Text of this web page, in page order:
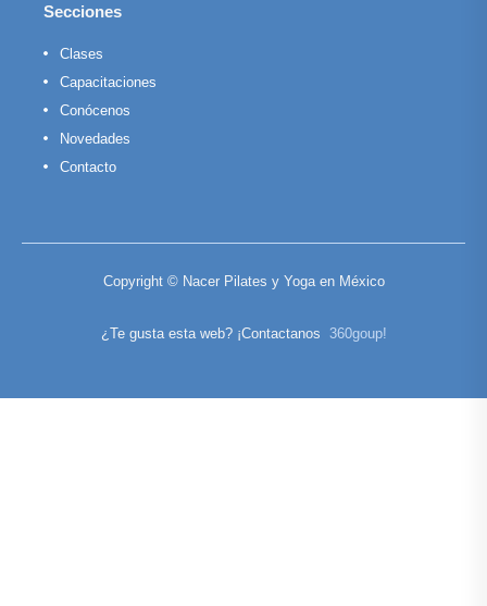
Secciones
Clases
Capacitaciones
Conócenos
Novedades
Contacto
Copyright © Nacer Pilates y Yoga en México
¿Te gusta esta web? ¡Contactanos 360goup!